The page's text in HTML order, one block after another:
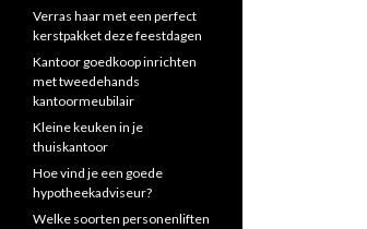
Verras haar met een perfect
kerstpakket deze feestdagen
Kantoor goedkoop inrichten
met tweedehands
kantoormeubilair
Kleine keuken in je
thuiskantoor
Hoe vind je een goede
hypotheekadviseur?
Welke soorten personenliften